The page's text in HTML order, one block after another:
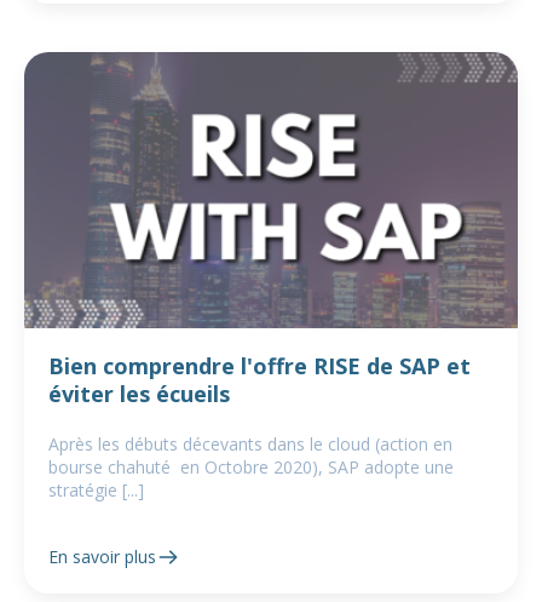
Bien comprendre l'offre RISE de SAP et
éviter les écueils
Après les débuts décevants dans le cloud (action en
bourse chahuté en Octobre 2020), SAP adopte une
stratégie [...]
En savoir plus